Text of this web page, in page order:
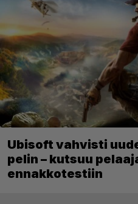
Ubisoft vahvisti
pelin – kutsuu
ennakkotestiin